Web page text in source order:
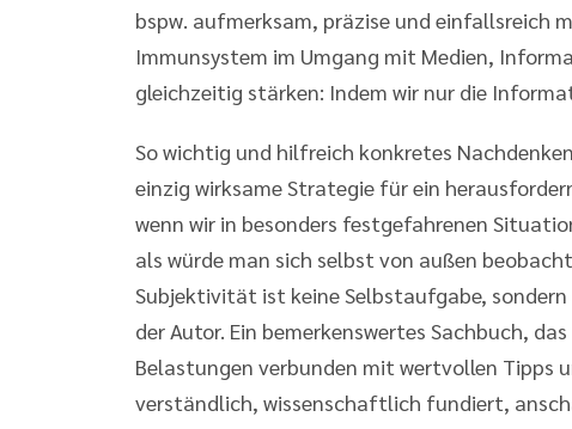
bspw. aufmerksam, präzise und einfallsreich
Immunsystem im Umgang mit Medien,
gleichzeitig stärken: Indem wir nur die
So wichtig und hilfreich konkretes
einzig wirksame Strategie für ein
wenn wir in besonders festgefahrenen
als würde man sich selbst von außen
Subjektivität ist keine Selbstaufgabe,
der Autor. Ein bemerkenswertes Sachbuch,
Belastungen verbunden mit wertvollen Tipps
verständlich, wissenschaftlich fundiert,